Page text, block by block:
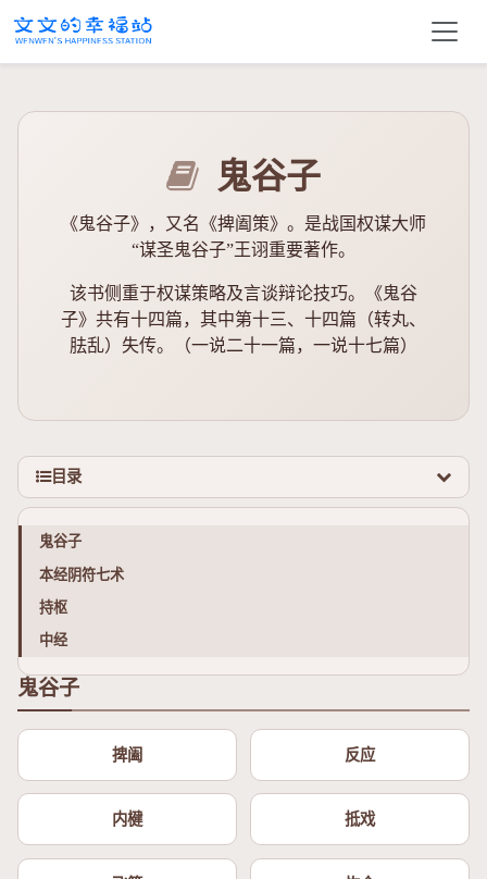
鬼谷子
《鬼谷子》，又名《捭阖策》。是战国权谋大师
“谋圣鬼谷子”王诩重要著作。
该书侧重于权谋策略及言谈辩论技巧。《鬼谷
子》共有十四篇，其中第十三、十四篇（转丸、
胠乱）失传。（一说二十一篇，一说十七篇）
目录
鬼谷子
本经阴符七术
持枢
中经
鬼谷子
捭阖 反应
内楗 抵戏